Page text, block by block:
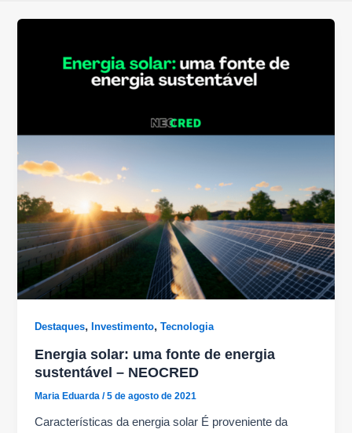
Destaques, Investimento,Tecnologia
Energia solar: uma fonte de energia
sustentável – NEOCRED
Maria Eduarda/5 de agosto de 2021
Características da energia solar É proveniente da